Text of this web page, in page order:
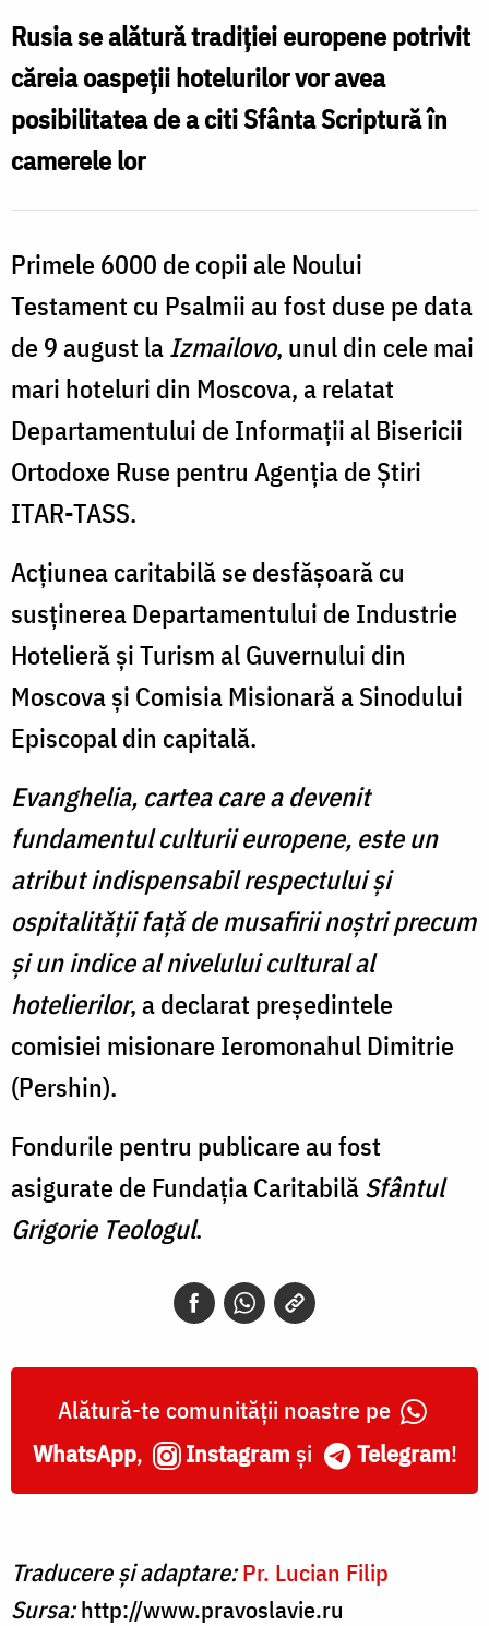
hotel
din
Rusia
vor
avea
câte
o
Biblie
Rusia se alătură tradiţiei europene potrivit
căreia oaspeții hotelurilor vor avea
posibilitatea de a citi Sfânta Scriptură în
camerele lor
Primele 6000 de copii ale Noului
Testament cu Psalmii au fost duse pe data
de 9 august laIzmailovo, unul din cele mai
mari hoteluri din Moscova, a relatat
Departamentului de Informații al Bisericii
Ortodoxe Ruse pentru Agenția de Știri
ITAR-TASS.
Acțiunea caritabilă se desfășoară cu
susținerea Departamentului de Industrie
Hotelieră și Turism al Guvernului din
Moscova și Comisia Misionară a Sinodului
Episcopal din capitală.
Evanghelia, cartea care a devenit
fundamentul culturii europene, este un
atribut indispensabil respectului şi
ospitalităţii faţă de musafirii noştri precum
şi un indice al nivelului cultural al
hotelierilor, a declarat preşedintele
comisiei misionare Ieromonahul Dimitrie
(Pershin).
Fondurile pentru publicare au fost
asigurate de Fundaţia CaritabilăSfântul
Grigorie Teologul.
Alătură-te comunității noastre pe
WhatsApp, Instagram și Telegram!
Traducere și adaptare:Pr. Lucian Filip
Sursa:http://www.pravoslavie.ru